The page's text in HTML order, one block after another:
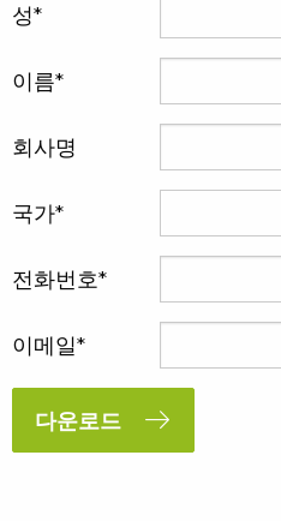
성
이름
회사명
국가
전화번호
이메일
다운로드